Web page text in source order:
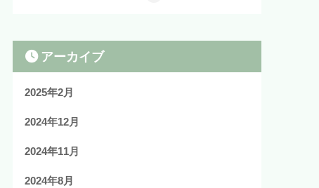
アーカイブ
2025年2月
2024年12月
2024年11月
2024年8月